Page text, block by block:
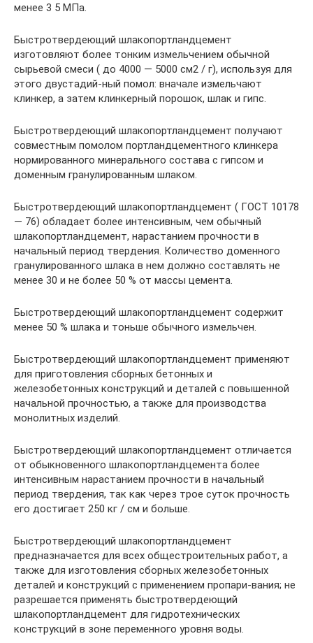
менее 3 5 МПа.
Быстротвердеющий шлакопортландцемент
изготовляют более тонким измельчением обычной
сырьевой смеси ( до 4000 — 5000 см2 / г), используя для
этого двустадий-ный помол: вначале измельчают
клинкер, а затем клинкерный порошок, шлак и гипс.
Быстротвердеющий шлакопортландцемент получают
совместным помолом портландцементного клинкера
нормированного минерального состава с гипсом и
доменным гранулированным шлаком.
Быстротвердеющий шлакопортландцемент ( ГОСТ 10178
— 76) обладает более интенсивным, чем обычный
шлакопортландцемент, нарастанием прочности в
начальный период твердения. Количество доменного
гранулированного шлака в нем должно составлять не
менее 30 и не более 50 % от массы цемента.
Быстротвердеющий шлакопортландцемент содержит
менее 50 % шлака и тоньше обычного измельчен.
Быстротвердеющий шлакопортландцемент применяют
для приготовления сборных бетонных и
железобетонных конструкций и деталей с повышенной
начальной прочностью, а также для производства
монолитных изделий.
Быстротвердеющий шлакопортландцемент отличается
от обыкновенного шлакопортландцемента более
интенсивным нарастанием прочности в начальный
период твердения, так как через трое суток прочность
его достигает 250 кг / см и больше.
Быстротвердеющий шлакопортландцемент
предназначается для всех общестроительных работ, а
также для изготовления сборных железобетонных
деталей и конструкций с применением пропари-вания; не
разрешается применять быстротвердеющий
шлакопортландцемент для гидротехнических
конструкций в зоне переменного уровня воды.